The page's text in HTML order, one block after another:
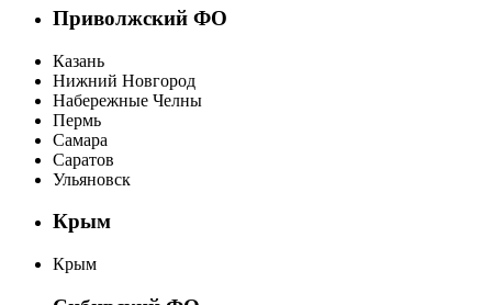
Приволжский ФО
Казань
Нижний Новгород
Набережные Челны
Пермь
Самара
Саратов
Ульяновск
Крым
Крым